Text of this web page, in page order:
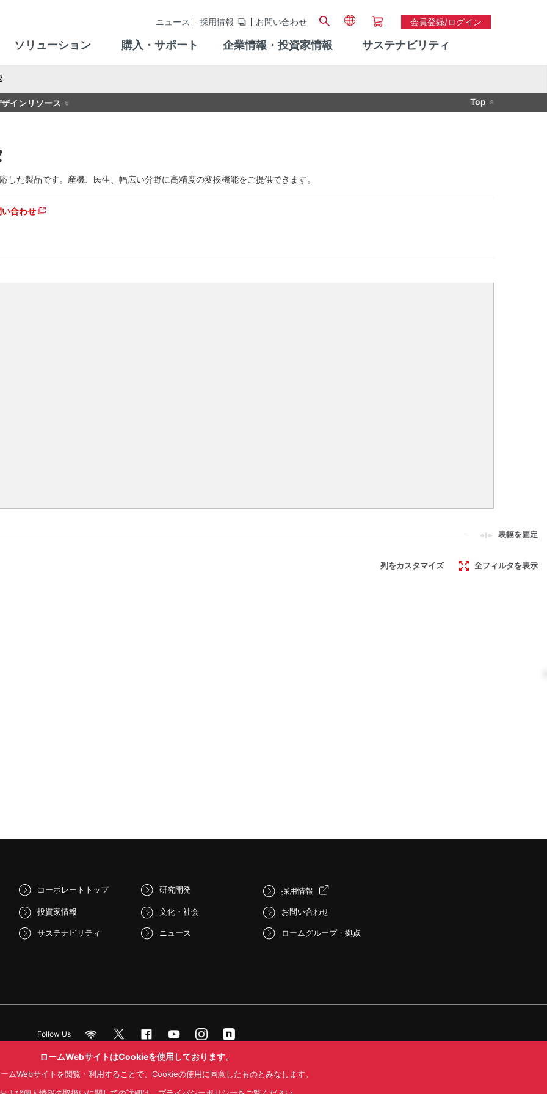
ニュース 採用情報 お問い合わせ 会員登録/ログイン
ソリューション 購入・サポート 企業情報・投資家情報 サステナビリティ
インリソース Top
た製品です。産機、民生、幅広い分野に高精度の変換機能をご提供できます。
い合わせ
表幅を固定
列をカスタマイズ 全フィルタを表示
コーポレートトップ
投資家情報
サステナビリティ
研究開発
文化・社会
ニュース
採用情報
お問い合わせ
ロームグループ・拠点
Follow Us
利用規約 プライバシーポリシー サイトマップ ローム製品の販売に関する標準契約条件書(PDF)
ロームWebサイトはCookieを使用しております。
ムWebサイトを閲覧・利用することで、Cookieの使用に同意したものとみなします。